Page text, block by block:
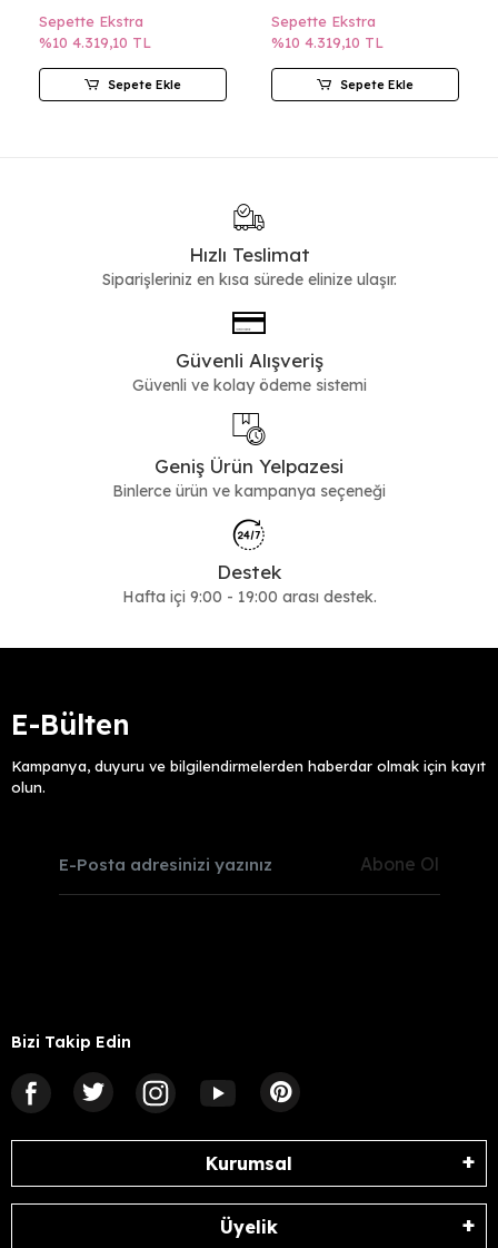
Sepette Ekstra
%10 4.319,10 TL
Sepete Ekle
Sepette Ekstra
%10 4.319,10 TL
Sepete Ekle
Hızlı Teslimat
Siparişleriniz en kısa sürede elinize ulaşır.
Güvenli Alışveriş
Güvenli ve kolay ödeme sistemi
Geniş Ürün Yelpazesi
Binlerce ürün ve kampanya seçeneği
Destek
Hafta içi 9:00 - 19:00 arası destek.
E-Bülten
Kampanya, duyuru ve bilgilendirmelerden haberdar olmak için kayıt
olun.
Abone Ol
Bizi Takip Edin
Kurumsal
Üyelik